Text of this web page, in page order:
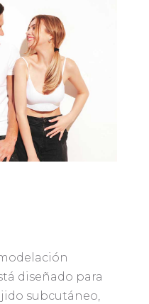
diseñado para
subcutáneo,